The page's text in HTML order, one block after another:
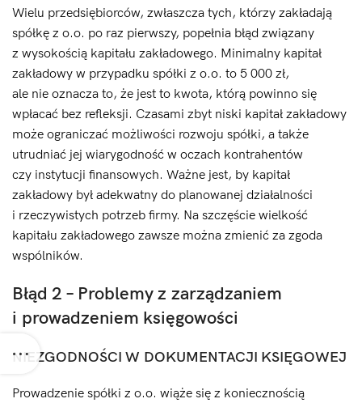
Wielu przedsiębiorców, zwłaszcza tych, którzy zakładają
spółkę z o.o. po raz pierwszy, popełnia błąd związany
z wysokością kapitału zakładowego. Minimalny kapitał
zakładowy w przypadku spółki z o.o. to 5 000 zł,
ale nie oznacza to, że jest to kwota, którą powinno się
wpłacać bez refleksji. Czasami zbyt niski kapitał zakładowy
może ograniczać możliwości rozwoju spółki, a także
utrudniać jej wiarygodność w oczach kontrahentów
czy instytucji finansowych. Ważne jest, by kapitał
zakładowy był adekwatny do planowanej działalności
i rzeczywistych potrzeb firmy. Na szczęście wielkość
kapitału zakładowego zawsze można zmienić za zgoda
wspólników.
Błąd 2 – Problemy z zarządzaniem
i prowadzeniem księgowości
NIEZGODNOŚCI W DOKUMENTACJI KSIĘGOWEJ
Prowadzenie spółki z o.o. wiąże się z koniecznością